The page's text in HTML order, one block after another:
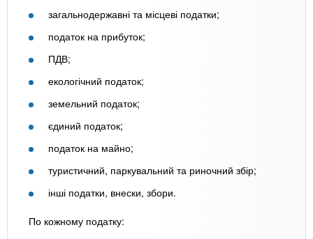
загальнодержавні та місцеві податки;
податок на прибуток;
ПДВ;
екологічний податок;
земельний податок;
єдиний податок;
податок на майно;
туристичний, паркувальний та риночний збір;
інші податки, внески, збори.
По кожному податку: